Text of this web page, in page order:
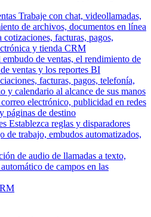
Trabaje con chat, videollamadas,
de archivos, documentos en línea
cotizaciones, facturas, pagos,
y tienda CRM
de ventas, el rendimiento de
ventas y los reportes BI
facturas, pagos, telefonía,
y calendario al alcance de sus manos
electrónico, publicidad en redes
páginas de destino
Establezca reglas y disparadores
trabajo, embudos automatizados,
de audio de llamadas a texto,
de campos en las